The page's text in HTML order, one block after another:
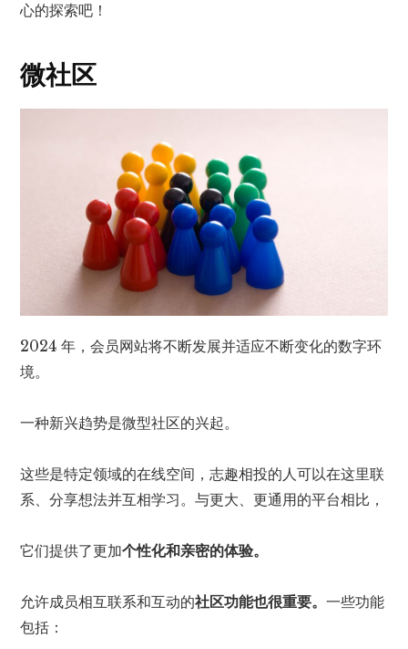
心的探索吧！
微社区
2024 年，会员网站将不断发展并适应不断变化的数字环
境。
一种新兴趋势是微型社区的兴起。
这些是特定领域的在线空间，志趣相投的人可以在这里联
系、分享想法并互相学习。与更大、更通用的平台相比，
它们提供了更加个性化和亲密的体验。
允许成员相互联系和互动的社区功能也很重要。一些功能
包括：